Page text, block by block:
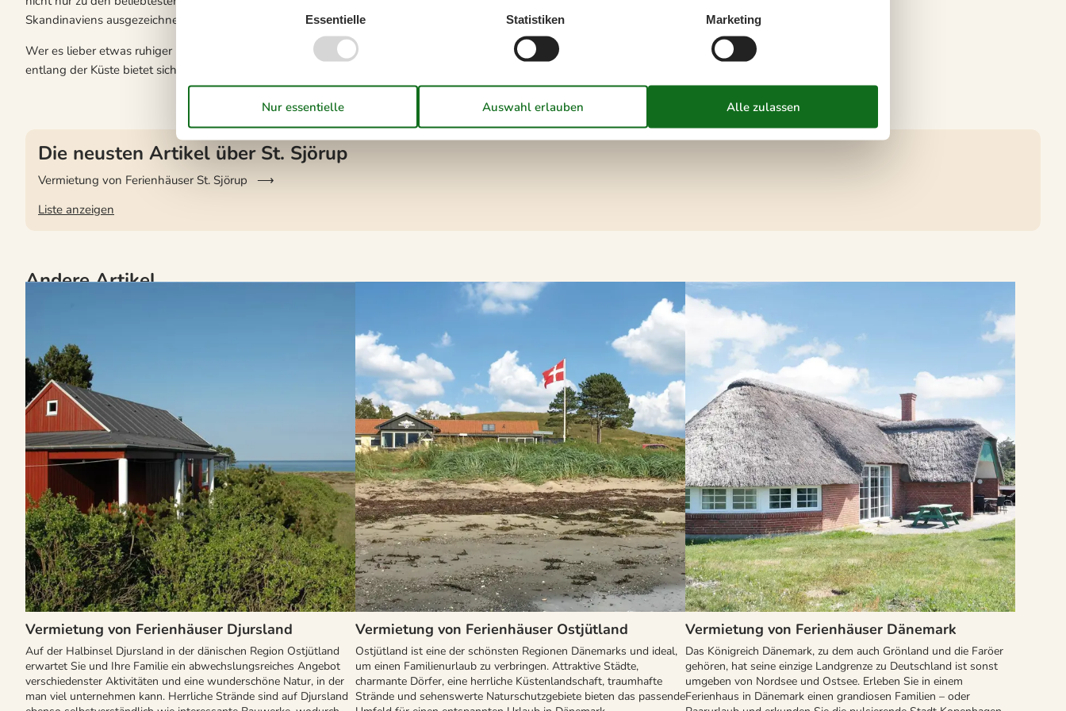
Skandinaviens ausgezeichnet.
Wer es lieber etwas ruhiger mag findet rund um St. Sjörup auch gute Angelplätze. Aber auch ein Spaziergang
entlang der Küste bietet sich an, denn neben schönen Stränden finden sich hier auch wildromantische Küsten
Die neusten Artikel über St. Sjörup
Vermietung von Ferienhäuser St. Sjörup
Liste anzeigen
Andere Artikel
Vermietung von Ferienhäuser Djursland
Auf der Halbinsel Djursland in der dänischen Region Ostjütland
erwartet Sie und Ihre Familie ein abwechslungsreiches Angebot
verschiedenster Aktivitäten und eine wunderschöne Natur, in der
man viel unternehmen kann. Herrliche Strände sind auf Djursland
Vermietung von Ferienhäuser Ostjütland
Ostjütland ist eine der schönsten Regionen Dänemarks und ideal,
um einen Familienurlaub zu verbringen. Attraktive Städte,
charmante Dörfer, eine herrliche Küstenlandschaft, traumhafte
Strände und sehenswerte Naturschutzgebiete bieten das passende
Vermietung von Ferienhäuser Dänemark
Das Königreich Dänemark, zu dem auch Grönland und die Faröer
gehören, hat seine einzige Landgrenze zu Deutschland ist sonst
umgeben von Nordsee und Ostsee. Erleben Sie in einem
Ferienhaus in Dänemark einen grandiosen Familien – oder
Essentielle Statistiken Marketing